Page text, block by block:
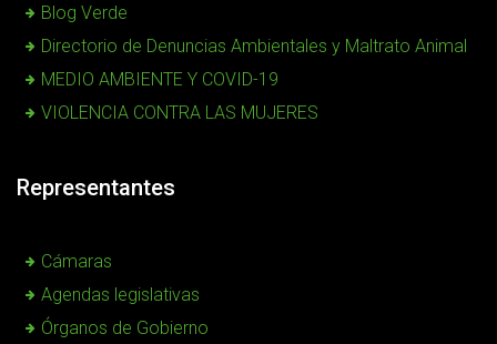
Blog Verde
Directorio de Denuncias Ambientales y Maltrato Animal
MEDIO AMBIENTE Y COVID-19
VIOLENCIA CONTRA LAS MUJERES
Representantes
Cámaras
Agendas legislativas
Órganos de Gobierno